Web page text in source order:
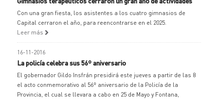
Con una gran fiesta, los asistentes a los cuatro gimnasios de
Capital cerraron el año, para reencontrarse en el 2025.
Leer más
16-11-2016
La policía celebra sus 56º aniversario
El gobernador Gildo Insfrán presidirá este jueves a partir de las 8
el acto conmemorativo al 56º aniversario de la Policía de la
Provincia, el cual se llevara a cabo en 25 de Mayo y Fontana,